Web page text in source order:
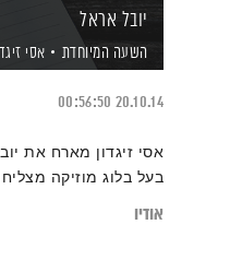
יובל אראל
השעה המיוחדת אסי
20.10.14
00:56:50
אסי זיגדון מארח את
בעל בלוג מוזיקה מצליח
אודיו